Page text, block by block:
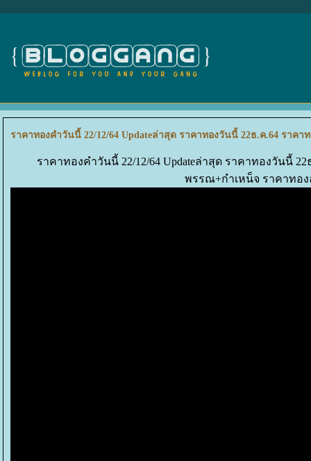
ราคาทองคำวันนี้ 22/12/64 Updateล่าสุด ราคาทองวันนี้ 22ธ.ค.64 ราค
ราคาทองคำวันนี้ 22/12/64 Updateล่าสุด ราคาทองวันนี้
พรรณ+กำเหน็จ ราคาทอ